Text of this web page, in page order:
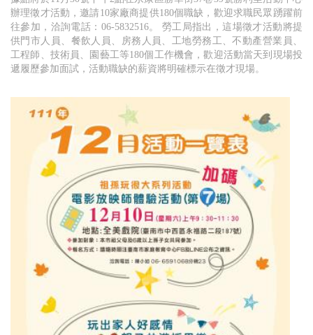
辦理徵才活動，邀請10家廠商提供180個職缺，歡迎求職民眾踴躍前
往參加，洽詢電話：06-5832516。 勞工局指出，這場徵才活動將提
供門市人員、餐飲人員、房務人員、工地勞務工、不動產營業員、
工程師、技術員、園藝工等180個工作機會，歡迎活動當天到現場投
遞履歷參加面試，活動職缺的薪資將明確標示在徵才現場。